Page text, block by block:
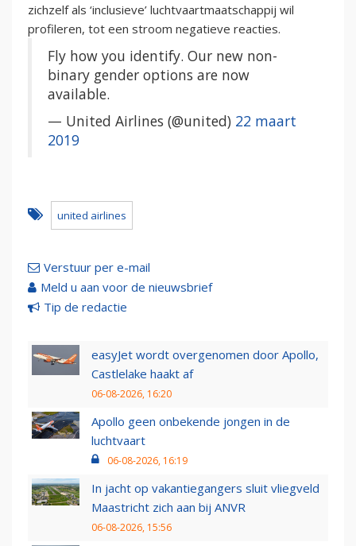
zichzelf als ‘inclusieve’ luchtvaartmaatschappij wil
profileren, tot een stroom negatieve reacties.
Fly how you identify. Our new non-
binary gender options are now
available.
— United Airlines (@united) 22 maart
2019
united airlines
Verstuur per e-mail
Meld u aan voor de nieuwsbrief
Tip de redactie
easyJet wordt overgenomen door Apollo,
Castlelake haakt af
06-08-2026, 16:20
Apollo geen onbekende jongen in de
luchtvaart
06-08-2026, 16:19
In jacht op vakantiegangers sluit vliegveld
Maastricht zich aan bij ANVR
06-08-2026, 15:56